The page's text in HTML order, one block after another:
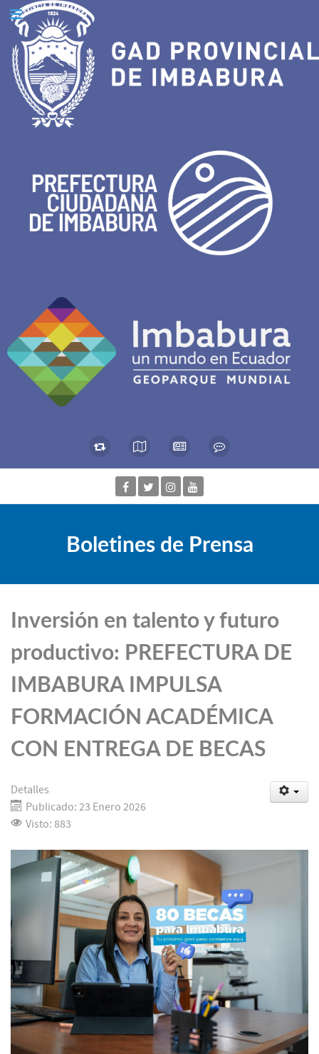
Boletines de Prensa
Inversión en talento y futuro
productivo: PREFECTURA DE
IMBABURA IMPULSA
FORMACIÓN ACADÉMICA
CON ENTREGA DE BECAS
Detalles
Publicado: 23 Enero 2026
Visto: 883